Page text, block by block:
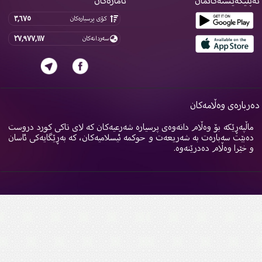
کۆی پرسیارەکان ٣,٦٧٥
سەردانەکان ٢٧,٩٧٧,١١٧
وەڵامەکان
ماڵپەڕێکە بۆ وەڵام دانەوەی پرسیارە شەرعیەکان کە لای تاکی کورد دروست
دەبێت سەبارەت بە شەریعەت و حوکمە ئیسلامیەکان، کە بەڕێگایەکی ئاسان
و خێرا وەڵام دەدرێنەوە.